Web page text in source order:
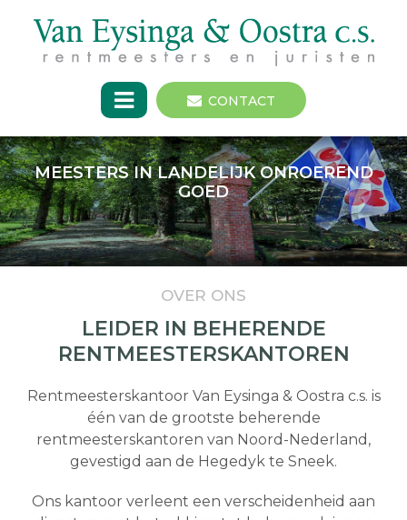
CONTACT
MEESTERS IN LANDELIJK ONROEREND
GOED
OVER ONS
LEIDER IN BEHERENDE
RENTMEESTERSKANTOREN
Rentmeesterskantoor Van Eysinga & Oostra c.s. is
één van de grootste beherende
rentmeesterskantoren van Noord-Nederland,
gevestigd aan de Hegedyk te Sneek.
Ons kantoor verleent een verscheidenheid aan